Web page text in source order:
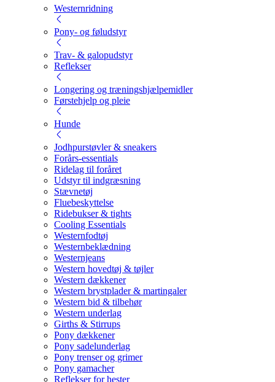
Westernridning
Pony- og føludstyr
Trav- & galopudstyr
Reflekser
Longering og træningshjælpemidler
Førstehjelp og pleie
Hunde
Jodhpurstøvler & sneakers
Forårs-essentials
Ridelag til foråret
Udstyr til indgræsning
Stævnetøj
Fluebeskyttelse
Ridebukser & tights
Cooling Essentials
Westernfodtøj
Westernbeklædning
Westernjeans
Western hovedtøj & tøjler
Western dækkener
Western brystplader & martingaler
Western bid & tilbehør
Western underlag
Girths & Stirrups
Pony dækkener
Pony sadelunderlag
Pony trenser og grimer
Pony gamacher
Reflekser for hester